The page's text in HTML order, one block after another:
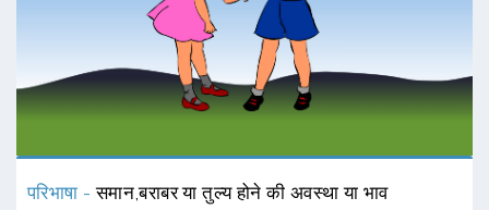
परिभाषा -समान,बराबर या तुल्य होने की अवस्था या भाव